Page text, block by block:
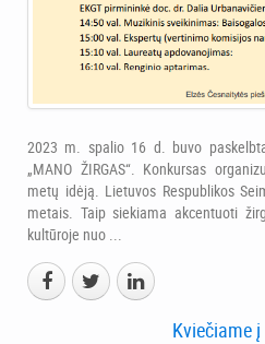
2023 m. spalio 16 d. buvo
„MANO ŽIRGAS“. Konkursas
metų idėją. Lietuvos Respublikos
metais. Taip siekiama akcentuoti
kultūroje nuo ...
Kviečiame